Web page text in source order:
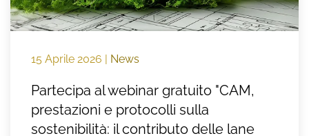
15 Aprile 2026 | News
Partecipa al webinar gratuito "CAM,
prestazioni e protocolli sulla
sostenibilità: il contributo delle lane